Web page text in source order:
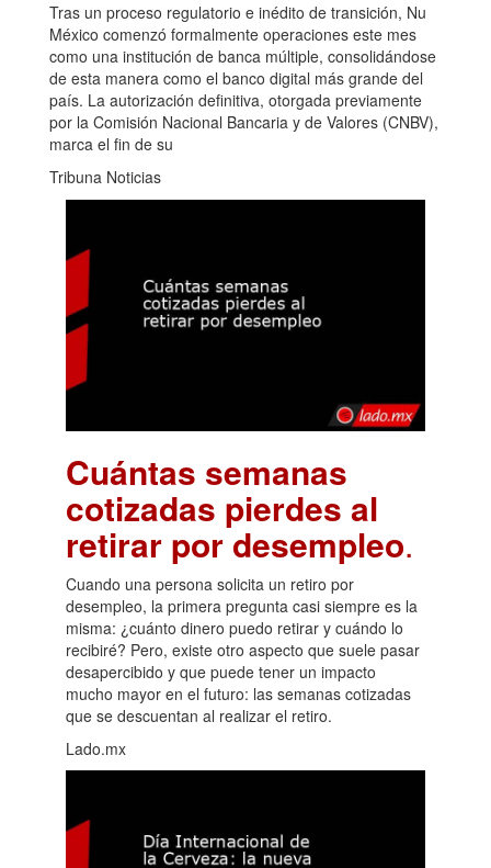
Tras un proceso regulatorio e inédito de transición, Nu
México comenzó formalmente operaciones este mes
como una institución de banca múltiple, consolidándose
de esta manera como el banco digital más grande del
país. La autorización definitiva, otorgada previamente
por la Comisión Nacional Bancaria y de Valores (CNBV),
marca el fin de su
Tribuna Noticias
Cuántas semanas
cotizadas pierdes al
retirar por desempleo.
Cuando una persona solicita un retiro por
desempleo, la primera pregunta casi siempre es la
misma: ¿cuánto dinero puedo retirar y cuándo lo
recibiré? Pero, existe otro aspecto que suele pasar
desapercibido y que puede tener un impacto
mucho mayor en el futuro: las semanas cotizadas
que se descuentan al realizar el retiro.
Lado.mx